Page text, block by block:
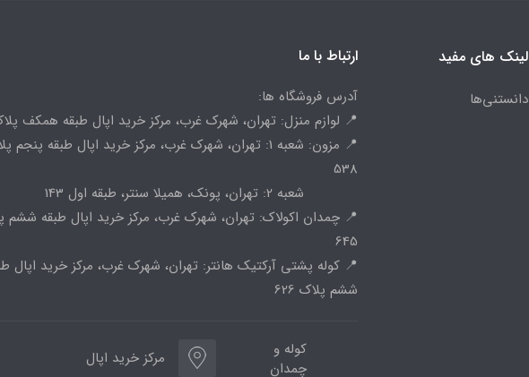
لینک های مفید
دانستنی‌ها
ارتباط با ما
آدرس فروشگاه ها:
📍 لوازم منزل: تهران، شهرک غرب، مرکز خرید اپال طبقه همکف پلاک
📍 مزون: شعبه 1: تهران، شهرک غرب، مرکز خرید اپال طبقه پنجم
538
شعبه 2: تهران، پونک، همیلا سنتر، طبقه اول 143
📍 چمدان اکولاک: تهران، شهرک غرب، مرکز خرید اپال طبقه ششم
645
📍 کوله پشتی آرکتیک هانتر: تهران، شهرک غرب، مرکز خرید اپال
ششم پلاک 626
کوله و
چمدان
مرکز خرید اپال